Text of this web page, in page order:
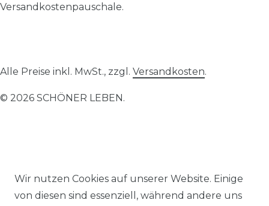
Wir nutzen Cookies auf unserer Website. Einige
von diesen sind essenziell, während andere uns
Versandkostenpauschale.
Alle Preise inkl. MwSt., zzgl. Versandkosten.
© 2026 SCHÖNER LEBEN.
Impressum Daten­schutz­erklärung AGB